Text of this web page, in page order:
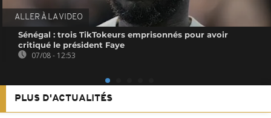
ALLER À LA VIDEO
Sénégal : trois TikTokeurs emprisonnés pour avoir
critiqué le président Faye
07/08 - 12:53
PLUS D'ACTUALITÉS